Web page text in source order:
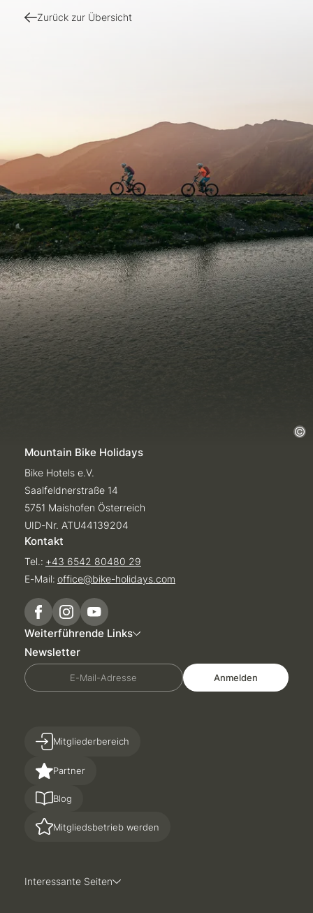
Zurück zur Übersicht
Mountain Bike Holidays
Bike Hotels e.V.
Saalfeldnerstraße 14
5751 Maishofen Österreich
UID-Nr. ATU44139204
Kontakt
Tel.: +43 6542 80480 29
E-Mail: office@bike-holidays.com
Weiterführende Links
Newsletter
E-Mail-Adresse Anmelden
Partner
Blog
Mitgliedsbetrieb werden
Mitgliederbereich
Interessante Seiten